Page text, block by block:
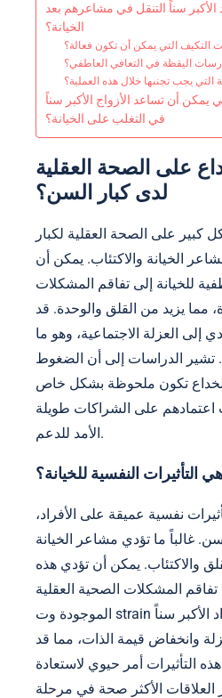
سناً التنقل في مشاعرهم بعد
الخيانة؟
التكيف التي يمكن أن تكون فعالة؟
اليقظة في التعافي العاطفي؟
التي يجب تجنبها خلال هذه العملية؟
يمكن أن تساعد الأزواج الأكبر سناً
في التغلب على الخيانة؟
على الصحة العقلية
لدى كبار السن؟
كبير على الصحة العقلية لكبار
الخيانة والاكتئاب. يمكن أن
للخيانة إلى تفاقم المشكلات
مما يزيد من القلق والوحدة. قد
إلى العزلة الاجتماعية، وهو ما
تشير الدراسات إلى أن الضغوط
الخداع تكون ملحوظة بشكل خاص
على الشراكات طويلة
الأمد للدعم.
التأثيرات النفسية للخيانة؟
نفسية عميقة على الأفراد،
غالباً ما تؤدي مشاعر الخيانة
والاكتئاب. يمكن أن تؤدي هذه
تفاقم المشكلات الصحية العقلية
الموجودة وت strain العلاقات. قد يواجه الأفراد الأكبر سناً
وانخفاض قيمة الذات، مما قد
التأثيرات أمر حيوي لاستعادة
العلاقات الأكثر صحة في مرحلة